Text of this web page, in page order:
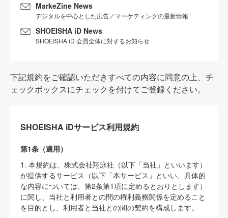
MarkeZine News
デジタルを中心とした広告／マーケティングの最新情報
SHOEISHA iD News
SHOEISHA iD 会員全体に対するお知らせ
下記規約をご確認いただきすべての内容に同意の上、チ
ェックボックスにチェックを付けてご登録ください。
SHOEISHA iDサービス利用規約
第1条（適用）
1. 本規約は、株式会社翔泳社（以下「当社」といいます）
が提供するサービス（以下「本サービス」といい、具体的
な内容については、第2条第1項に定めるとおりとします）
に関し、当社と利用者との間の権利義務関係を定めること
を目的とし、利用者と当社との間の契約を構成します。